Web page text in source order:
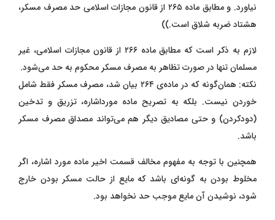
نیاورد. و مطابق ماده ۲۶۵ از قانون مجازات اسلامی حد مصرف مسکر،
هشتاد ضربه شلاق است.))
لازم به ذکر است که مطابق ماده ۲۶۶ از قانون مجازات اسلامی، غیر
مسلمان تنها در صورت تظاهر به مصرف مسکر محکوم به حد می‌شود.
نکته: همان‌گونه که در ماده‌ی ۲۶۴ بیان شد، مصرف مسکر فقط شامل
خوردن نیست. بلکه به تصریح ماده مورداشاره، تزریق و تدخین
(دودکردن) و حتی مصادیق دیگر هم می‌تواند مصداق مصرف مسکر
باشد.
همچنین با توجه به مفهوم مخالف قسمت اخیر ماده مورد اشاره، اگر
مخلوط بودن به گونه‌ای باشد که مایع از حالت مسکر بودن خارج
شود، نوشیدن آن مایع موجب حد نخواهد بود.